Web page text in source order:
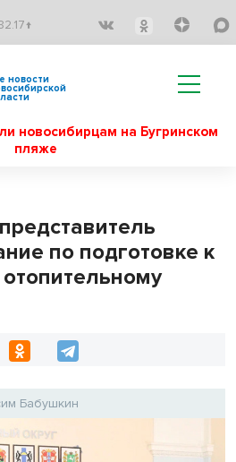
новости
новосибирцам на Бугринском
пляже
по подготовке к
Бабушкин